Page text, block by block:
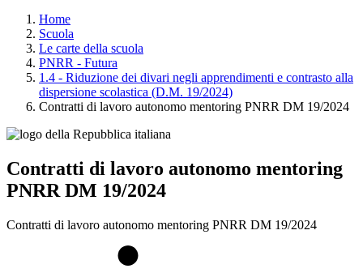
Home
Scuola
Le carte della scuola
PNRR - Futura
1.4 - Riduzione dei divari negli apprendimenti e contrasto alla
dispersione scolastica (D.M. 19/2024)
Contratti di lavoro autonomo mentoring PNRR DM 19/2024
Contratti di lavoro autonomo mentoring
PNRR DM 19/2024
Contratti di lavoro autonomo mentoring PNRR DM 19/2024